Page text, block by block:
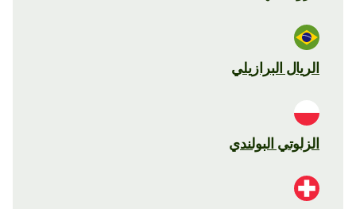
الريال البرازيلي
الزلوتي البولندي